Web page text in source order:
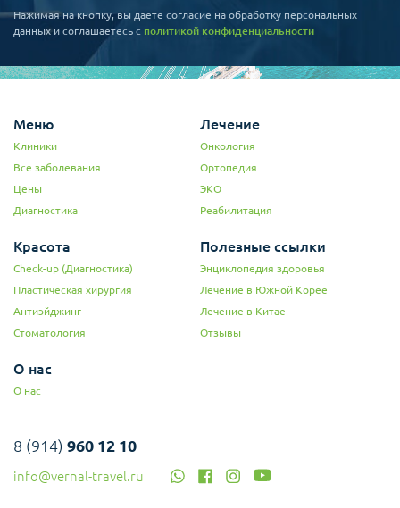
Нажимая на кнопку, вы даете согласие на обработку персональных
данных и соглашаетесь c политикой конфиденциальности
Меню
Клиники
Все заболевания
Цены
Диагностика
Лечение
Онкология
Ортопедия
ЭКО
Реабилитация
Красота
Check-up (Диагностика)
Пластическая хирургия
Антиэйджинг
Стоматология
Полезные ссылки
Энциклопедия здоровья
Лечение в Южной Корее
Лечение в Китае
Отзывы
О нас
О нас
8 (914) 960 12 10
info@vernal-travel.ru